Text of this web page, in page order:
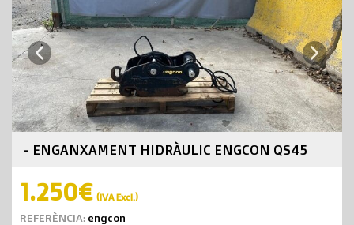
Previous Next
- ENGANXAMENT HIDRÀULIC ENGCON QS45
1.250€ (IVA Excl.)
REFERÈNCIA: engcon